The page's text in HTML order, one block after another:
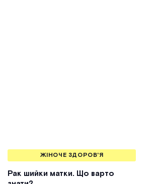
ЖІНОЧЕ ЗДОРОВ'Я
Рак шийки матки. Що варто